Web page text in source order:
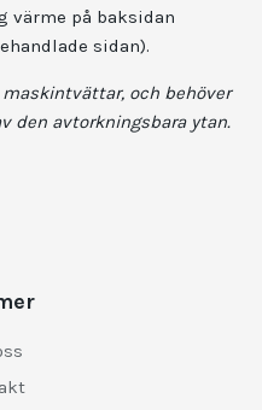
värme på baksidan
sidan).
och behöver
den avtorkningsbara ytan.